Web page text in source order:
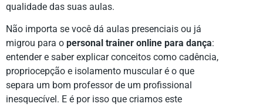
qualidade das suas aulas.
Não importa se você dá aulas presenciais ou já
migrou para o personal trainer online para dança:
entender e saber explicar conceitos como cadência,
propriocepção e isolamento muscular é o que
separa um bom professor de um profissional
inesquecível. E é por isso que criamos este